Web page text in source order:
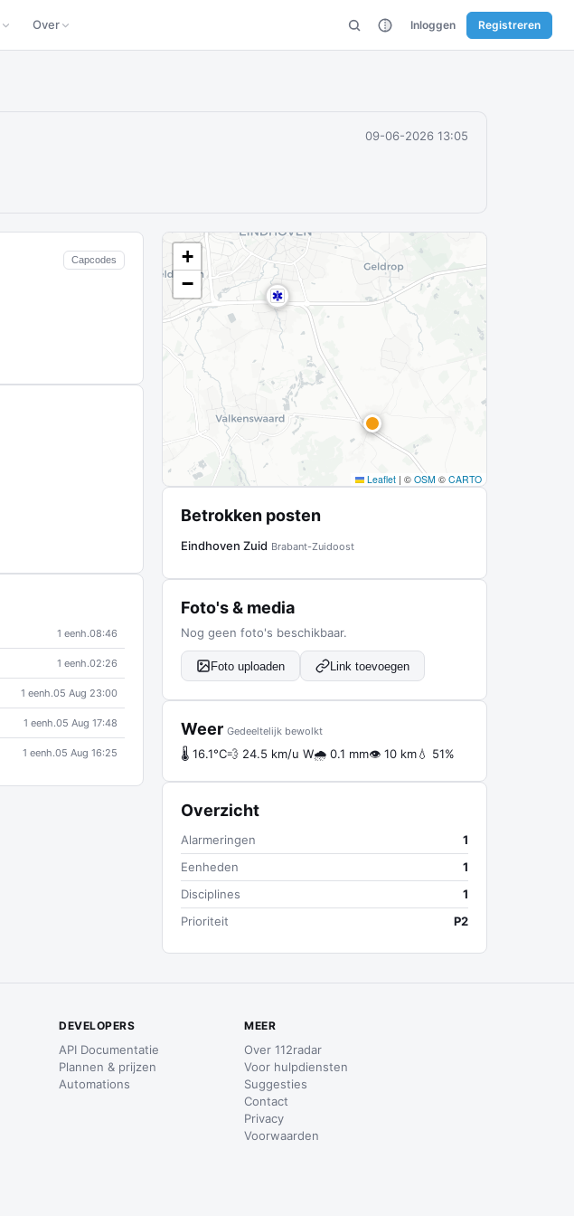
Over Inloggen Registreren
09-06-2026 13:05
Capcodes
1 eenh.08:46
1 eenh.02:26
1 eenh.05 Aug 23:00
1 eenh.05 Aug 17:48
1 eenh.05 Aug 16:25
+
−
Leaflet | © OSM © CARTO
Betrokken posten
Eindhoven Zuid Brabant-Zuidoost
Foto's & media
Nog geen foto's beschikbaar.
Foto uploaden Link toevoegen
Weer Gedeeltelijk bewolkt
🌡 16.1°C💨 24.5 km/u W🌧 0.1 mm👁 10 km💧 51%
Overzicht
Alarmeringen
1
Eenheden
1
Disciplines
1
Prioriteit
P2
DEVELOPERS
API Documentatie
Plannen & prijzen
Automations
MEER
Over 112radar
Voor hulpdiensten
Suggesties
Contact
Privacy
Voorwaarden